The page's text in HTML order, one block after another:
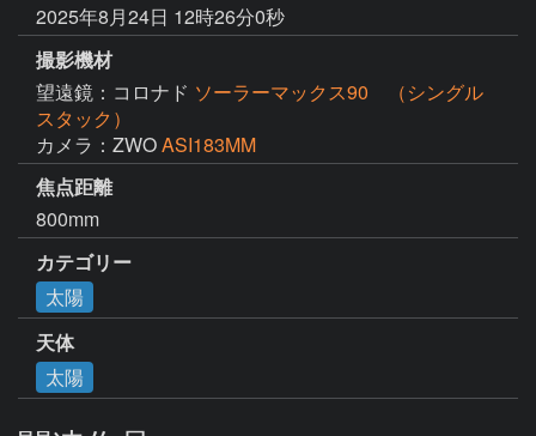
2025年8月24日 12時26分0秒
撮影機材
望遠鏡：コロナド ソーラーマックス90 （シングル
スタック）
カメラ：ZWOASI183MM
焦点距離
800mm
カテゴリー
太陽
天体
太陽